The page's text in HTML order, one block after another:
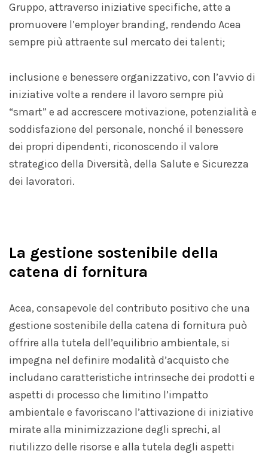
Gruppo, attraverso iniziative specifiche, atte a
promuovere l’employer branding, rendendo Acea
sempre più attraente sul mercato dei talenti;
inclusione e benessere organizzativo, con l’avvio di
iniziative volte a rendere il lavoro sempre più
“smart” e ad accrescere motivazione, potenzialità e
soddisfazione del personale, nonché il benessere
dei propri dipendenti, riconoscendo il valore
strategico della Diversità, della Salute e Sicurezza
dei lavoratori.
La gestione sostenibile della
catena di fornitura
Acea, consapevole del contributo positivo che una
gestione sostenibile della catena di fornitura può
offrire alla tutela dell’equilibrio ambientale, si
impegna nel definire modalità d’acquisto che
includano caratteristiche intrinseche dei prodotti e
aspetti di processo che limitino l’impatto
ambientale e favoriscano l’attivazione di iniziative
mirate alla minimizzazione degli sprechi, al
riutilizzo delle risorse e alla tutela degli aspetti